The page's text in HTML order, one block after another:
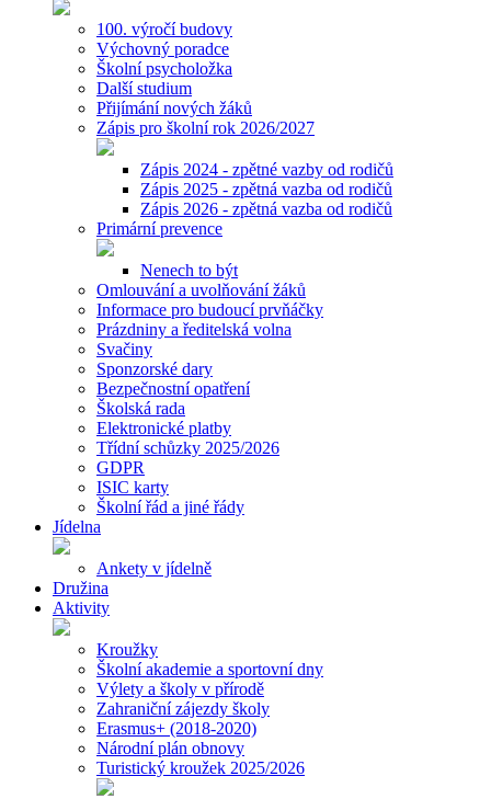
100. výročí budovy
Výchovný poradce
Školní psycholožka
Další studium
Přijímání nových žáků
Zápis pro školní rok 2026/2027
Zápis 2024 - zpětné vazby od rodičů
Zápis 2025 - zpětná vazba od rodičů
Zápis 2026 - zpětná vazba od rodičů
Primární prevence
Nenech to být
Omlouvání a uvolňování žáků
Informace pro budoucí prvňáčky
Prázdniny a ředitelská volna
Svačiny
Sponzorské dary
Bezpečnostní opatření
Školská rada
Elektronické platby
Třídní schůzky 2025/2026
GDPR
ISIC karty
Školní řád a jiné řády
Jídelna
Ankety v jídelně
Družina
Aktivity
Kroužky
Školní akademie a sportovní dny
Výlety a školy v přírodě
Zahraniční zájezdy školy
Erasmus+ (2018-2020)
Národní plán obnovy
Turistický kroužek 2025/2026